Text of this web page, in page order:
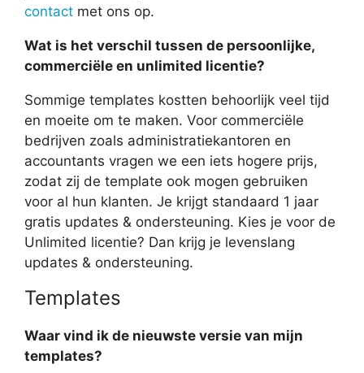
contact met ons op.
Wat is het verschil tussen de persoonlijke,
commerciële en unlimited licentie?
Sommige templates kostten behoorlijk veel tijd
en moeite om te maken. Voor commerciële
bedrijven zoals administratiekantoren en
accountants vragen we een iets hogere prijs,
zodat zij de template ook mogen gebruiken
voor al hun klanten. Je krijgt standaard 1 jaar
gratis updates & ondersteuning. Kies je voor de
Unlimited licentie? Dan krijg je levenslang
updates & ondersteuning.
Templates
Waar vind ik de nieuwste versie van mijn
templates?